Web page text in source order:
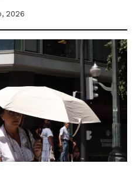
2026